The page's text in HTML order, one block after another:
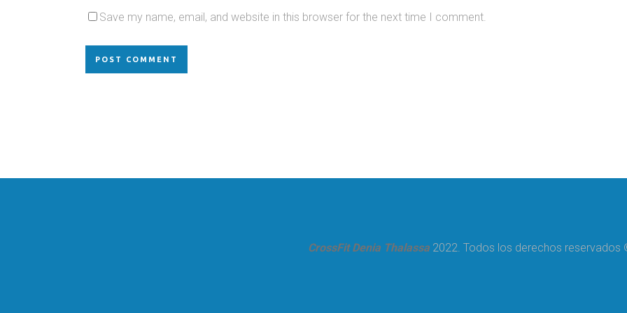
Save my name, email, and website in this browser for the next time I comment.
CrossFit Denia Thalassa 2022. Todos los derechos reservados